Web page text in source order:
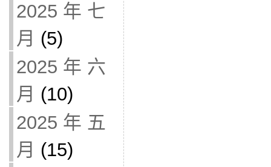
2025 年 七
月 (5)
2025 年 六
月 (10)
2025 年 五
月 (15)